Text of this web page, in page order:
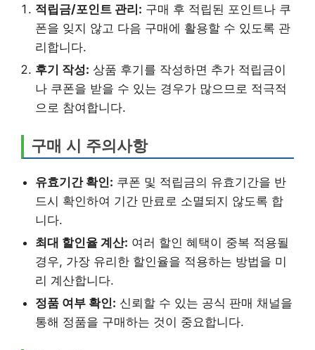
적립금/포인트 관리: 구매 후 적립된 포인트나 쿠
폰을 잊지 않고 다음 구매에 활용할 수 있도록 관
리합니다.
후기 작성: 상품 후기를 작성하면 추가 적립금이
나 쿠폰을 받을 수 있는 경우가 많으므로 적극적
으로 참여합니다.
구매 시 주의사항
유효기간 확인: 쿠폰 및 적립금의 유효기간을 반
드시 확인하여 기간 만료로 소멸되지 않도록 합
니다.
최대 할인율 계산: 여러 할인 혜택이 중복 적용될
경우, 가장 유리한 할인율을 적용하는 방법을 미
리 계산합니다.
정품 여부 확인: 신뢰할 수 있는 공식 판매 채널을
통해 정품을 구매하는 것이 중요합니다.